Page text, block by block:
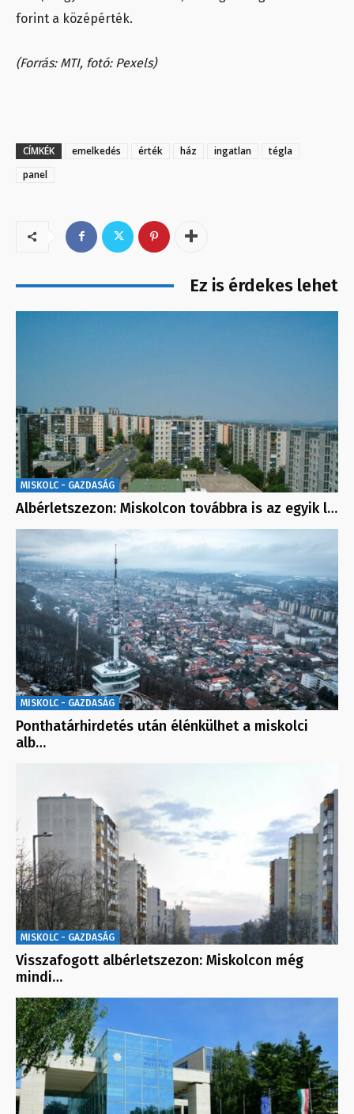
forint a középérték.
(Forrás: MTI, fotó: Pexels)
CÍMKÉK emelkedés érték ház ingatlan
tégla
panel
Ez is érdekes lehet
MISKOLC - GAZDASÁG
Albérletszezon: Miskolcon továbbra is az egyik l…
MISKOLC - GAZDASÁG
Ponthatárhirdetés után élénkülhet a miskolci
alb…
MISKOLC - GAZDASÁG
Visszafogott albérletszezon: Miskolcon még
mindi…